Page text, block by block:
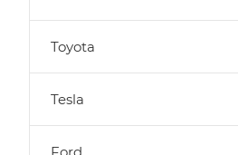
Toyota
Tesla